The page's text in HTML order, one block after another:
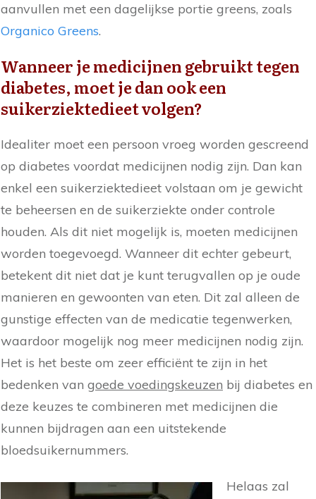
aanvullen met een dagelijkse portie greens, zoals
Organico Greens.
Wanneer je medicijnen gebruikt tegen
diabetes, moet je dan ook een
suikerziektedieet volgen?
Idealiter moet een persoon vroeg worden gescreend
op diabetes voordat medicijnen nodig zijn. Dan kan
enkel een suikerziektedieet volstaan om je gewicht
te beheersen en de suikerziekte onder controle
houden. Als dit niet mogelijk is, moeten medicijnen
worden toegevoegd. Wanneer dit echter gebeurt,
betekent dit niet dat je kunt terugvallen op je oude
manieren en gewoonten van eten. Dit zal alleen de
gunstige effecten van de medicatie tegenwerken,
waardoor mogelijk nog meer medicijnen nodig zijn.
Het is het beste om zeer efficiënt te zijn in het
bedenken van goede voedingskeuzen bij diabetes en
deze keuzes te combineren met medicijnen die
kunnen bijdragen aan een uitstekende
bloedsuikernummers.
Helaas zal